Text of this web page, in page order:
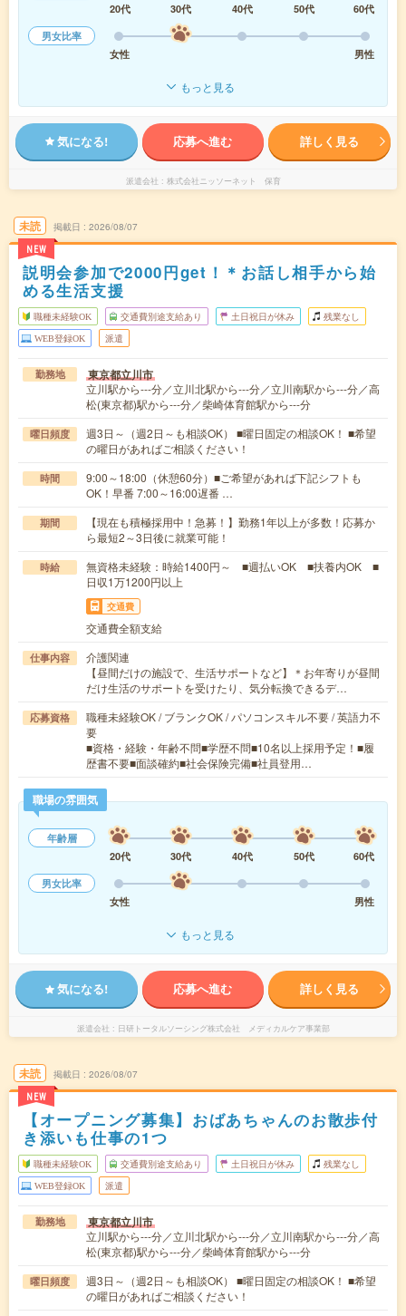
20代
30代 40代 50代
60代
男女比率
女性
男性
もっと見る
気になる! 応募へ進む 詳しく見る
派遣会社 株式会社ニッソーネット 保育
未読
NEW
掲載日 2026/08/07
説明会参加で2000円get！＊お話し相手から始
める生活支援
職種未経験OK 交通費別途支給あり 土日祝日が休み 残業なし
WEB登録OK 派遣
勤務地 東京都立川市
立川駅から---分／立川北駅から---分／立川南駅から---分／高
松(東京都)駅から---分／柴崎体育館駅から---分
曜日頻度
週3日～（週2日～も相談OK） ■曜日固定の相談OK！ ■希望
の曜日があればご相談ください！
時間
9:00～18:00（休憩60分）■ご希望があれば下記シフトも
OK！早番 7:00～16:00遅番 …
期間
【現在も積極採用中！急募！】勤務1年以上が多数！応募か
ら最短2～3日後に就業可能！
時給
無資格未経験：時給1400円～ ■週払いOK ■扶養内OK ■
日収1万1200円以上
交通費
交通費全額支給
仕事内容
介護関連
【昼間だけの施設で、生活サポートなど】＊お年寄りが昼間
だけ生活のサポートを受けたり、気分転換できるデ…
応募資格
職種未経験OK / ブランクOK / パソコンスキル不要 / 英語力不
要
■資格・経験・年齢不問■学歴不問■10名以上採用予定！■履
歴書不要■面談確約■社会保険完備■社員登用…
職場の雰囲気
年齢層
20代
30代 40代 50代
60代
男女比率
女性
男性
もっと見る
気になる! 応募へ進む 詳しく見る
派遣会社 日研トータルソーシング株式会社 メディカルケア事業部
未読
NEW
掲載日 2026/08/07
【オープニング募集】おばあちゃんのお散歩付
き添いも仕事の1つ
職種未経験OK 交通費別途支給あり 土日祝日が休み 残業なし
WEB登録OK 派遣
勤務地 東京都立川市
立川駅から---分／立川北駅から---分／立川南駅から---分／高
松(東京都)駅から---分／柴崎体育館駅から---分
曜日頻度
週3日～（週2日～も相談OK） ■曜日固定の相談OK！ ■希望
の曜日があればご相談ください！